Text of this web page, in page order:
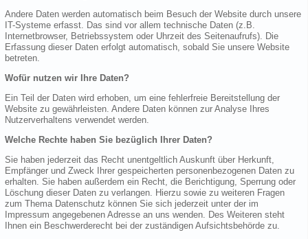
Andere Daten werden automatisch beim Besuch der Website durch unsere
IT-Systeme erfasst. Das sind vor allem technische Daten (z.B.
Internetbrowser, Betriebssystem oder Uhrzeit des Seitenaufrufs). Die
Erfassung dieser Daten erfolgt automatisch, sobald Sie unsere Website
betreten.
Wofür nutzen wir Ihre Daten?
Ein Teil der Daten wird erhoben, um eine fehlerfreie Bereitstellung der
Website zu gewährleisten. Andere Daten können zur Analyse Ihres
Nutzerverhaltens verwendet werden.
Welche Rechte haben Sie bezüglich Ihrer Daten?
Sie haben jederzeit das Recht unentgeltlich Auskunft über Herkunft,
Empfänger und Zweck Ihrer gespeicherten personenbezogenen Daten zu
erhalten. Sie haben außerdem ein Recht, die Berichtigung, Sperrung oder
Löschung dieser Daten zu verlangen. Hierzu sowie zu weiteren Fragen
zum Thema Datenschutz können Sie sich jederzeit unter der im
Impressum angegebenen Adresse an uns wenden. Des Weiteren steht
Ihnen ein Beschwerderecht bei der zuständigen Aufsichtsbehörde zu.